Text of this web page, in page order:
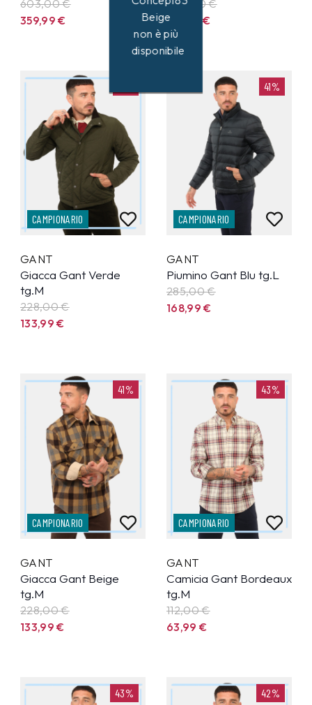
603,00 €
359,99€
250,00 €
147,99€
CAMPIONARIO
GANT
Giacca Gant Verde
tg.M
228,00 €
133,99€
41%
CAMPIONARIO
GANT
Piumino Gant Blu tg.L
285,00 €
168,99€
41%
CAMPIONARIO
GANT
Giacca Gant Beige
tg.M
228,00 €
133,99€
43%
CAMPIONARIO
GANT
Camicia Gant Bordeaux
tg.M
112,00 €
63,99€
43% 42%
Beige
non è più
disponibile